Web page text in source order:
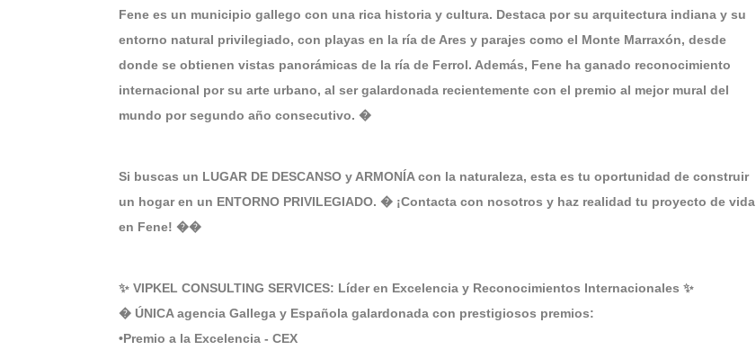
Fene es un municipio gallego con una rica historia y cultura. Destaca por su arquitectura indiana y su
entorno natural privilegiado, con playas en la ría de Ares y parajes como el Monte Marraxón, desde
donde se obtienen vistas panorámicas de la ría de Ferrol. Además, Fene ha ganado reconocimiento
internacional por su arte urbano, al ser galardonada recientemente con el premio al mejor mural del
mundo por segundo año consecutivo. �
Si buscas un LUGAR DE DESCANSO y ARMONÍA con la naturaleza, esta es tu oportunidad de construir
un hogar en un ENTORNO PRIVILEGIADO. � ¡Contacta con nosotros y haz realidad tu proyecto de vida
en Fene! ��
✨ VIPKEL CONSULTING SERVICES: Líder en Excelencia y Reconocimientos Internacionales ✨
� ÚNICA agencia Gallega y Española galardonada con prestigiosos premios:
•Premio a la Excelencia - CEX